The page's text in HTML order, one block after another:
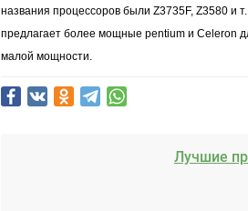
названия процессоров были Z3735F, Z3580 и
предлагает более мощные pentium и Celeron
малой мощности.
Лучшие